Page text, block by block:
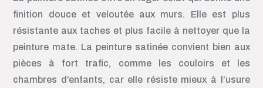
finition douce et veloutée aux murs. Elle est plus
résistante aux taches et plus facile à nettoyer que la
peinture mate. La peinture satinée convient bien aux
pièces à fort trafic, comme les couloirs et les
chambres d’enfants, car elle résiste mieux à l’usure